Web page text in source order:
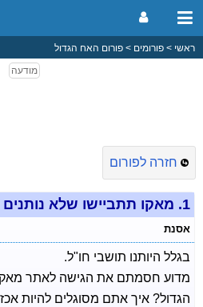
ראשי פורומים פורום האח הגדול
חזרה לפורום
1. מאקו תתביישו שלא
אסנת
בגלל היותנו תושבי חו"ל.
מדוע חסמתם את הגישה לאתר מאקו
הגדול? איך אתם מסוגלים להיות